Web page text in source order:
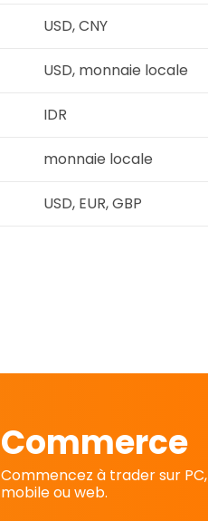
USD, CNY
USD, monnaie locale
IDR
monnaie locale
USD, EUR, GBP
Commerce
Commencez à trader sur PC,
mobile ou web.